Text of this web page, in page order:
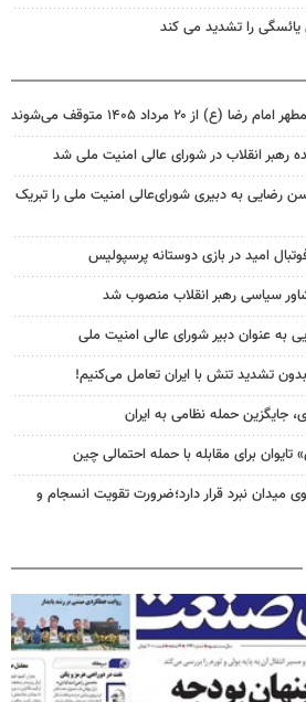
از ۲۰ مرداد ۱۴۰۵ متوقف می‌شوند
رهبر انقلاب در شورای عالی امنیت ملی شد
رضایی به دبیری شورای‌عالی امنیت ملی را تبریک
امید در بازی دوستانه پرسپولیس
سیاسی رهبر انقلاب منصوب شد
عنوان دبیر شورای عالی امنیت ملی
تشدید تنش با ایران تعامل می‌کنیم!
جایگزین حمله نظامی به ایران
تایوان برای مقابله با حمله احتمالی چین
میدان نبرد قرار دارد؛ضرورت تقویت انسجام و